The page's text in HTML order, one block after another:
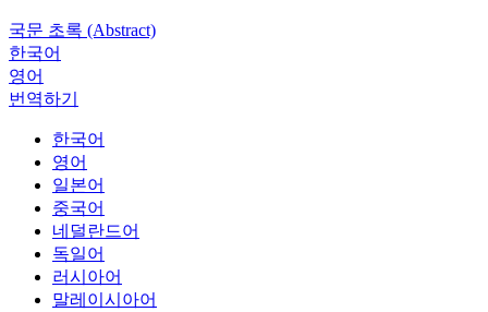
국문 초록 (Abstract)
한국어
영어
번역하기
한국어
영어
일본어
중국어
네덜란드어
독일어
러시아어
말레이시아어